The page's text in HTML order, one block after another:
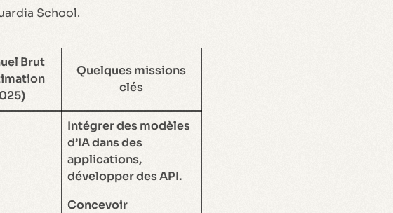
School.
Brut
Quelques missions
clés
Intégrer des modèles
d’IA dans des
applications,
développer des API.
Concevoir